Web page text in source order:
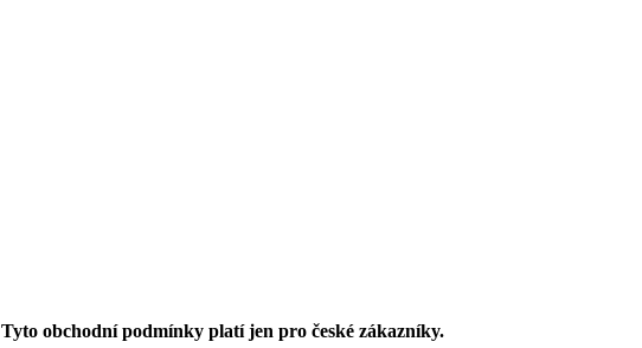
Tyto obchodní podmínky platí jen pro české zákazníky.